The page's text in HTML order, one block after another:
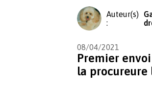
Auteur(s)
:
08/04/2021
Premier
la procureure